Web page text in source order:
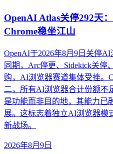
OpenAI Atlas关停292天
Chrome稳坐江山
OpenAI于2026年8月9日关停AI
同期，Arc停更、Sidekick关停
购，AI浏览器赛道集体受挫。
二，所有AI浏览器合计份额不
是功能而非目的地，其能力已
展。这标志着独立AI浏览器模
新战场。
2026年8月9日